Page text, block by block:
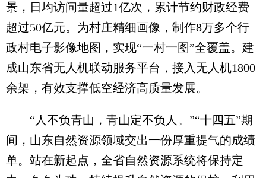
景，日均访问量超过1亿次，累计节约财政经费
超过50亿元。为村庄精细画像，制作8万多个行
政村电子影像地图，实现“一村一图”全覆盖。建
成山东省无人机联动服务平台，接入无人机1800
余架，有效支撑低空经济高质量发展。
“人不负青山，青山定不负人。”“十四五”期
间，山东自然资源领域交出一份厚重提气的成绩
单。站在新起点，全省自然资源系统将保持定